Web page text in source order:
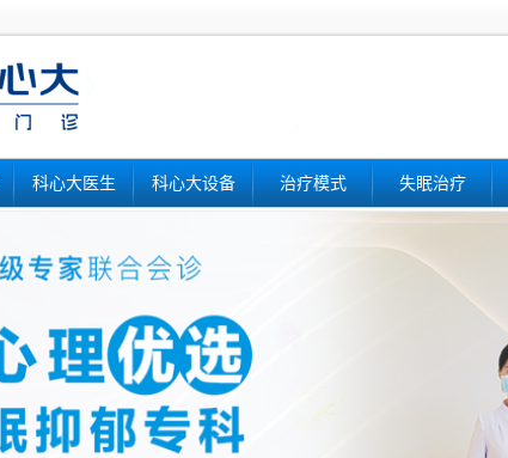
科心大医生 科心大设备 治疗模式 失眠治疗